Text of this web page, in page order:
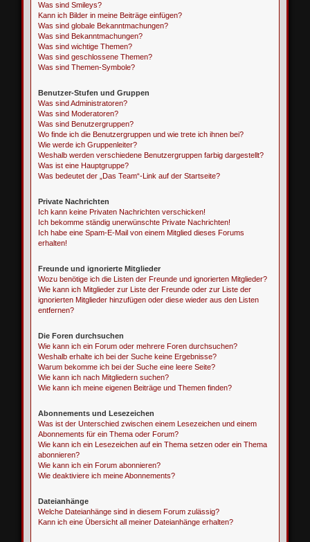
Was sind Smileys?
Kann ich Bilder in meine Beiträge einfügen?
Was sind globale Bekanntmachungen?
Was sind Bekanntmachungen?
Was sind wichtige Themen?
Was sind geschlossene Themen?
Was sind Themen-Symbole?
Benutzer-Stufen und Gruppen
Was sind Administratoren?
Was sind Moderatoren?
Was sind Benutzergruppen?
Wo finde ich die Benutzergruppen und wie trete ich ihnen bei?
Wie werde ich Gruppenleiter?
Weshalb werden verschiedene Benutzergruppen farbig dargestellt?
Was ist eine Hauptgruppe?
Was bedeutet der „Das Team“-Link auf der Startseite?
Private Nachrichten
Ich kann keine Privaten Nachrichten verschicken!
Ich bekomme ständig unerwünschte Private Nachrichten!
Ich habe eine Spam-E-Mail von einem Mitglied dieses Forums
erhalten!
Freunde und ignorierte Mitglieder
Wozu benötige ich die Listen der Freunde und ignorierten Mitglieder?
Wie kann ich Mitglieder zur Liste der Freunde oder zur Liste der
ignorierten Mitglieder hinzufügen oder diese wieder aus den Listen
entfernen?
Die Foren durchsuchen
Wie kann ich ein Forum oder mehrere Foren durchsuchen?
Weshalb erhalte ich bei der Suche keine Ergebnisse?
Warum bekomme ich bei der Suche eine leere Seite?
Wie kann ich nach Mitgliedern suchen?
Wie kann ich meine eigenen Beiträge und Themen finden?
Abonnements und Lesezeichen
Was ist der Unterschied zwischen einem Lesezeichen und einem
Abonnements für ein Thema oder Forum?
Wie kann ich ein Lesezeichen auf ein Thema setzen oder ein Thema
abonnieren?
Wie kann ich ein Forum abonnieren?
Wie deaktiviere ich meine Abonnements?
Dateianhänge
Welche Dateianhänge sind in diesem Forum zulässig?
Kann ich eine Übersicht all meiner Dateianhänge erhalten?